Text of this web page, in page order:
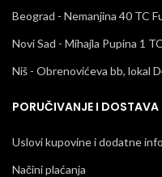
Beograd - Nemanjina 40 TC
Novi Sad - Mihajla Pupina 1
Niš - Obrenovićeva bb, lokal
PORUČIVANJE I DOSTAVA
Uslovi kupovine i dodatne
Načini plaćanja